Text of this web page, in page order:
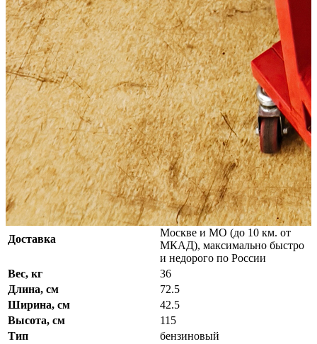
Мощность двигателя (л.с.):9.9
Тактность двигателя:2
Масса (кг):36
Тип управления:румпельное
Тип стартера:ручной
Объём двигателя (куб.см):246
Число цилиндров двигателя:2
Высота транца лодки (мм):381
Объём топливного бака (л):24
Класс:с гребным винтом
Тип:подвесной
Дополнительные характеристики:Китайские
лодочные моторы
Подробные характеристики
Доставка
бесплатно в день заказа по
Москве и МО (до 10 км. от
МКАД), максимально быстро
и недорого по России
Вес, кг
36
Длина, см
72.5
Ширина, см
42.5
Высота, см
115
Тип
бензиновый